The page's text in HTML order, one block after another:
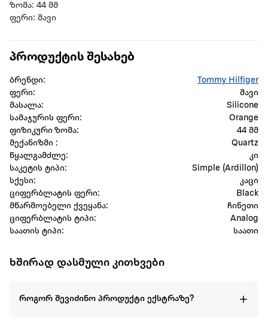
ზომა: 44 მმ
ფერი: შავი
პროდუქტის შესახებ
ბრენდი:
Tommy Hilfiger
ფერი:
შავი
მასალა:
Silicone
სამაჯურის ფერი:
Orange
ფიზიკური ზომა:
44 მმ
მექანიზმი :
Quartz
წყალგამძლე:
კი
საკეტის ტიპი:
Simple (Ardillon)
სქესი:
კაცი
ციფერბლატის ფერი:
Black
მწარმოებელი ქვეყანა:
ჩინეთი
ციფერბლატის ტიპი:
Analog
საათის ტიპი:
საათი
ხშირად დასმული კითხვები
როგორ შევიძინო პროდუქტი ექსტრაზე?